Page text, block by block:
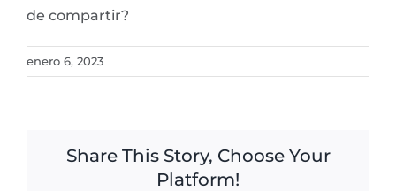
de compartir?
enero 6, 2023
Share This Story, Choose Your
Platform!